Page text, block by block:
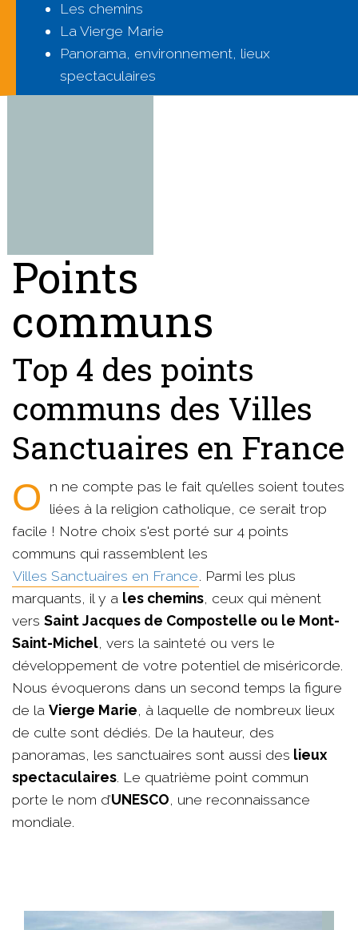
Points
communs
Top 4 des points
communs des Villes
Sanctuaires en France
On ne compte pas le fait qu’elles soient toutes
liées à la religion catholique, ce serait trop
facile ! Notre choix s'est porté sur 4 points
communs qui rassemblent les
Villes Sanctuaires en France. Parmi les plus
marquants, il y a les chemins, ceux qui mènent
vers Saint Jacques de Compostelle ou le Mont-
Saint-Michel, vers la sainteté ou vers le
développement de votre potentiel de miséricorde.
Nous évoquerons dans un second temps la figure
de la Vierge Marie, à laquelle de nombreux lieux
de culte sont dédiés. De la hauteur, des
panoramas, les sanctuaires sont aussi des lieux
spectaculaires. Le quatrième point commun
porte le nom d’UNESCO, une reconnaissance
mondiale.
Les chemins
La Vierge Marie
Panorama, environnement, lieux
spectaculaires